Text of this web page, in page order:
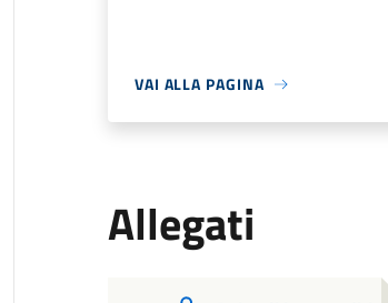
VAI ALLA PAGINA
Allegati